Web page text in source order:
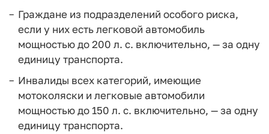
Граждане из подразделений особого риска,
если у них есть легковой автомобиль
мощностью до 200 л. с. включительно, — за одну
единицу транспорта.
Инвалиды всех категорий, имеющие
мотоколяски и легковые автомобили
мощностью до 150 л. с. включительно, — за одну
единицу транспорта.